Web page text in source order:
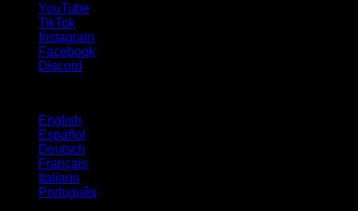
YouTube
TikTok
Instagram
Facebook
Discord
English
Español
Deutsch
Français
Italiano
Português